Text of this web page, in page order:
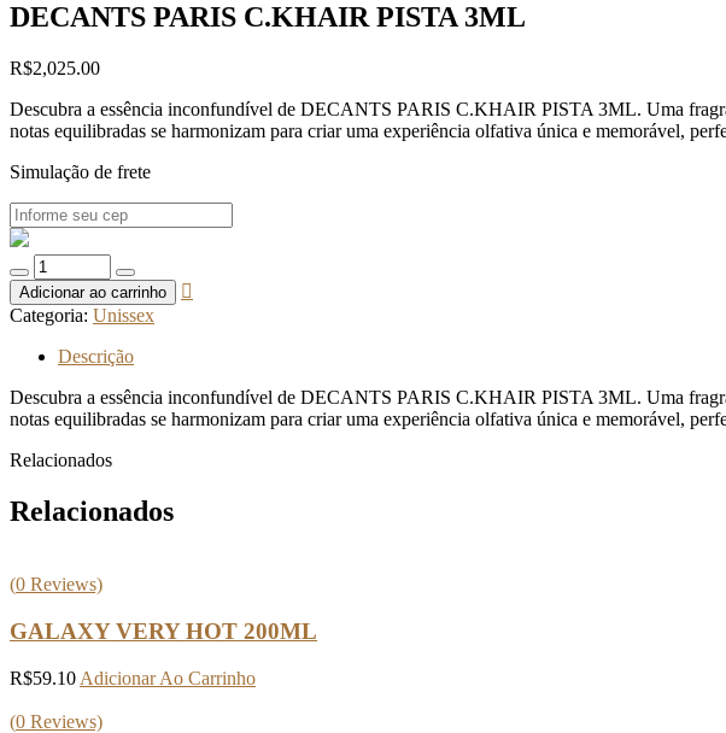
DECANTS PARIS C.KHAIR PISTA 3ML
R$2,025.00
Descubra a essência inconfundível de DECANTS PARIS C.KHAIR PISTA 3ML. Uma
notas equilibradas se harmonizam para criar uma experiência olfativa única e memorável,
Simulação de frete
Quantidade
de
DECANTS
PARIS
C.KHAIR
PISTA
3ML
Adicionar ao carrinho
Categoria: Unissex
Descrição
Descubra a essência inconfundível de DECANTS PARIS C.KHAIR PISTA 3ML. Uma
notas equilibradas se harmonizam para criar uma experiência olfativa única e memorável,
Relacionados
Relacionados
(0 Reviews)
GALAXY VERY HOT 200ML
R$59.10 Adicionar Ao Carrinho
(0 Reviews)